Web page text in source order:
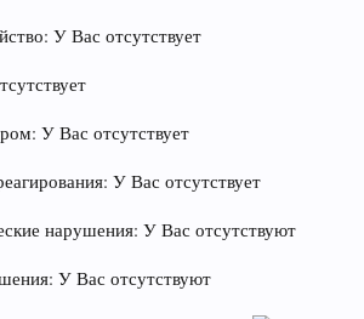
У Вас отсутствует
У Вас отсутствует
У Вас отсутствует
нарушения: У Вас отсутствуют
У Вас отсутствуют